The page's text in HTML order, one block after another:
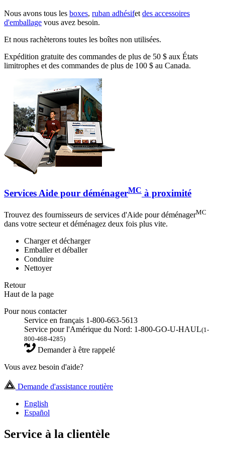
Nous avons tous les boxes, ruban adhésifetdes accessoires
d'emballage vous avez besoin.
Et nous rachèterons toutes les boîtes non utilisées.
Expédition gratuite des commandes de plus de 50 $ aux États
limitrophes et des commandes de plus de 100 $ au Canada.
Services Aide pour déménagerMC à proximité
Trouvez des fournisseurs de services d'Aide pour déménagerMC
dans votre secteur et déménagez deux fois plus vite.
Charger et décharger
Emballer et déballer
Conduire
Nettoyer
Retour
Haut de la page
Pour nous contacter
Service en français 1-800-663-5613
Service pour l'Amérique du Nord: 1-800-GO-U-HAUL(1-
800-468-4285)
Demander à être rappelé
Vous avez besoin d'aide?
Demande d'assistance routière
English
Español
Service à la clientèle